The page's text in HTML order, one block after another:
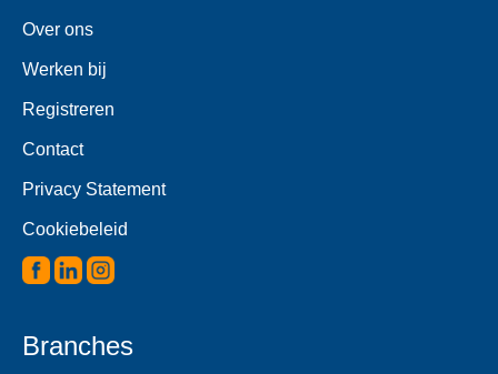
Over ons
Werken bij
Registreren
Contact
Privacy Statement
Cookiebeleid
Branches